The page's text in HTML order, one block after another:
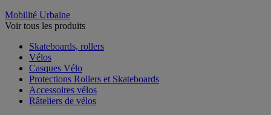
Mobilité Urbaine
Voir tous les produits
Skateboards, rollers
Vélos
Casques Vélo
Protections Rollers et Skateboards
Accessoires vélos
Râteliers de vélos